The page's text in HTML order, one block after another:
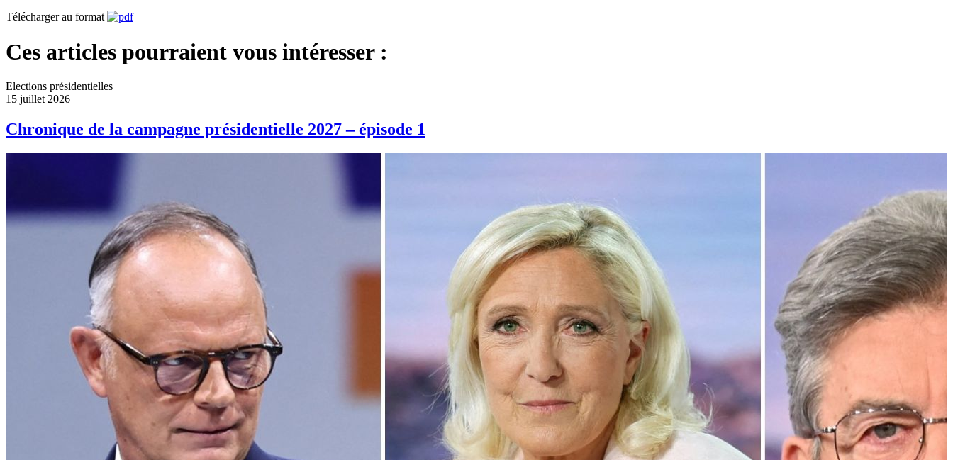
Télécharger au format
Ces articles pourraient vous intéresser :
Elections présidentielles
15 juillet 2026
Chronique de la campagne présidentielle 2027 – épisode 1